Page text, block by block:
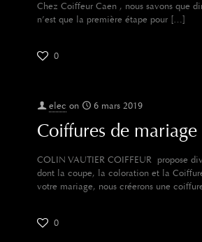
Chez Coiffeur Caen , nous savons que
n’est que la première étape pour […]
0
elec on 6 mars 2019
Coiffures de mariage
COLIN VAUTIER COIFFEUR propose
dont la coupe, la coloration et la
votre mariage, nous créerons une
0